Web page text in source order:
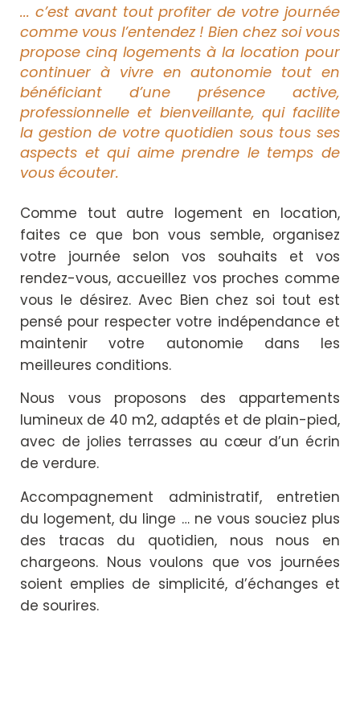
... c’est avant tout profiter de votre journée
comme vous l’entendez ! Bien chez soi vous
propose cinq logements à la location pour
continuer à vivre en autonomie tout en
bénéficiant d’une présence active,
professionnelle et bienveillante, qui facilite
la gestion de votre quotidien sous tous ses
aspects et qui aime prendre le temps de
vous écouter.
Comme tout autre logement en location,
faites ce que bon vous semble, organisez
votre journée selon vos souhaits et vos
rendez-vous, accueillez vos proches comme
vous le désirez. Avec Bien chez soi tout est
pensé pour respecter votre indépendance et
maintenir votre autonomie dans les
meilleures conditions.
Nous vous proposons des appartements
lumineux de 40 m2, adaptés et de plain-pied,
avec de jolies terrasses au cœur d’un écrin
de verdure.
Accompagnement administratif, entretien
du logement, du linge … ne vous souciez plus
des tracas du quotidien, nous nous en
chargeons. Nous voulons que vos journées
soient emplies de simplicité, d’échanges et
de sourires.